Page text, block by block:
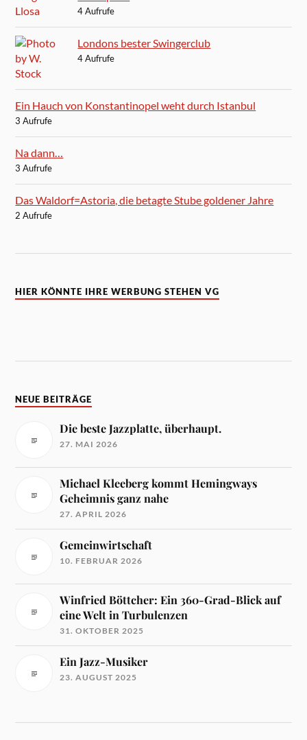
4 Aufrufe
Londons bester Swingerclub
4 Aufrufe
Ein Hauch von Konstantinopel weht durch Istanbul
3 Aufrufe
Na dann…
3 Aufrufe
Das Waldorf=Astoria, die betagte Stube goldener Jahre
2 Aufrufe
HIER KÖNNTE IHRE WERBUNG STEHEN VG
NEUE BEITRÄGE
Die beste Jazzplatte, überhaupt.
27. MAI 2026
Michael Kleeberg kommt Hemingways
Geheimnis ganz nahe
27. APRIL 2026
Gemeinwirtschaft
10. FEBRUAR 2026
Winfried Böttcher: Ein 360-Grad-Blick auf
eine Welt in Turbulenzen
31. OKTOBER 2025
Ein Jazz-Musiker
23. AUGUST 2025